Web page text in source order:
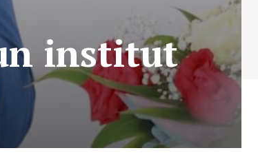
institut